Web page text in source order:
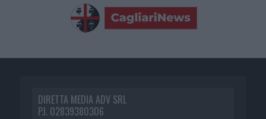
DIRETTA MEDIA ADV SRL
P.I. 02839380306